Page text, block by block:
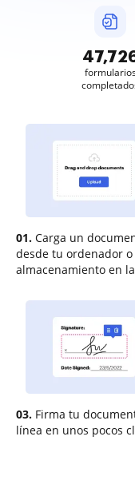
01. Carga un
desde tu ordenador o
almacenamiento en
03. Firma tu
línea en unos pocos